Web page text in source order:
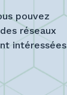
pouvez
réseaux
intéressées